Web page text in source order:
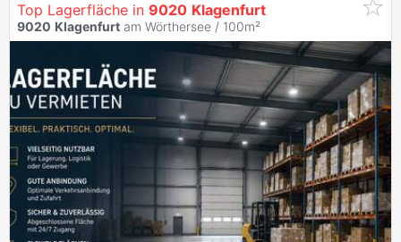
Top Lagerfläche in 9020 Klagenfurt
9020 Klagenfurt am Wörthersee / 100m²